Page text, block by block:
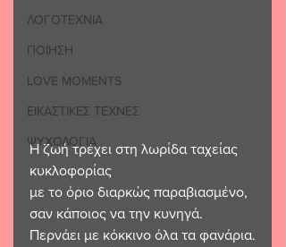
ΛΟΓΟΤΕΧΝΙΑ
ΠΟΙΗΣΗ
LOVE MOMENTS
ΕΙΚΑΣΤΙΚΕΣ ΤΕΧΝΕΣ
ΨΥΧΟΛΟΓΙΑ
Η ζωή τρέχει στη λωρίδα ταχείας
κυκλοφορίας
με το όριο διαρκώς παραβιασμένο,
σαν κάποιος να την κυνηγά.
Περνάει με κόκκινο όλα τα φανάρια.